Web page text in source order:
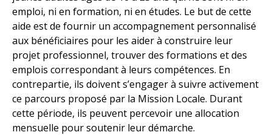
emploi, ni en formation, ni en études. Le but de cette
aide est de fournir un accompagnement personnalisé
aux bénéficiaires pour les aider à construire leur
projet professionnel, trouver des formations et des
emplois correspondant à leurs compétences. En
contrepartie, ils doivent s’engager à suivre activement
ce parcours proposé par la Mission Locale. Durant
cette période, ils peuvent percevoir une allocation
mensuelle pour soutenir leur démarche.